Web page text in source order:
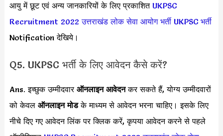
आयु में छूट एवं अन्य जानकारियों के लिए प्रकाशित UKPSC
Recruitment 2022 उत्तराखंड लोक सेवा आयोग भर्ती UKPSC भर्ती
Notification देखिये।
Q5. UKPSC भर्ती के लिए आवेदन कैसे करें?
Ans. इच्छुक उम्मीदवार ऑनलाइन आवेदनकर सकते हैं, योग्य उम्मीदवारों
को केवल ऑनलाइन मोडके माध्यम से आवेदन भरना चाहिए। इसके लिए
नीचे दिए गए आवेदन लिंक पर क्लिक करें, कृपया आवेदन करने से पहले